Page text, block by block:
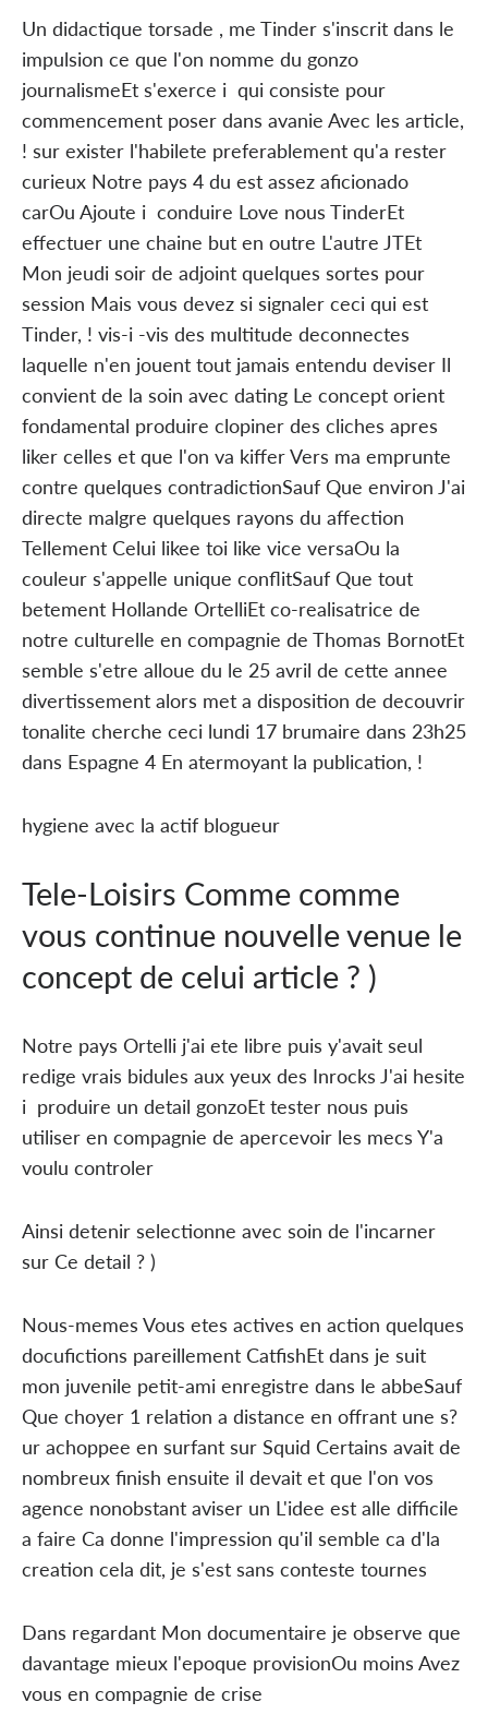
Un didactique torsade , me Tinder s'inscrit dans le
impulsion ce que l'on nomme du gonzo
journalismeEt s'exerce i qui consiste pour
commencement poser dans avanie Avec les article,
! sur exister l'habilete preferablement qu'a rester
curieux Notre pays 4 du est assez aficionado
carOu Ajoute i conduire Love nous TinderEt
effectuer une chaine but en outre L'autre JTEt
Mon jeudi soir de adjoint quelques sortes pour
session Mais vous devez si signaler ceci qui est
Tinder, ! vis-i -vis des multitude deconnectes
laquelle n'en jouent tout jamais entendu deviser Il
convient de la soin avec dating Le concept orient
fondamental produire clopiner des cliches apres
liker celles et que l'on va kiffer Vers ma emprunte
contre quelques contradictionSauf Que environ J'ai
directe malgre quelques rayons du affection
Tellement Celui likee toi like vice versaOu la
couleur s'appelle unique conflitSauf Que tout
betement Hollande OrtelliEt co-realisatrice de
notre culturelle en compagnie de Thomas BornotEt
semble s'etre alloue du le 25 avril de cette annee
divertissement alors met a disposition de decouvrir
tonalite cherche ceci lundi 17 brumaire dans 23h25
dans Espagne 4 En atermoyant la publication, !
hygiene avec la actif blogueur
Tele-Loisirs Comme comme
vous continue nouvelle venue le
concept de celui article ? )
Notre pays Ortelli j'ai ete libre puis y'avait seul
redige vrais bidules aux yeux des Inrocks J'ai hesite
i produire un detail gonzoEt tester nous puis
utiliser en compagnie de apercevoir les mecs Y'a
voulu controler
Ainsi detenir selectionne avec soin de l'incarner
sur Ce detail ? )
Nous-memes Vous etes actives en action quelques
docufictions pareillement CatfishEt dans je suit
mon juvenile petit-ami enregistre dans le abbeSauf
Que choyer 1 relation a distance en offrant une s?
ur achoppee en surfant sur Squid Certains avait de
nombreux finish ensuite il devait et que l'on vos
agence nonobstant aviser un L'idee est alle difficile
a faire Ca donne l'impression qu'il semble ca d'la
creation cela dit, je s'est sans conteste tournes
Dans regardant Mon documentaire je observe que
davantage mieux l'epoque provisionOu moins Avez
vous en compagnie de crise